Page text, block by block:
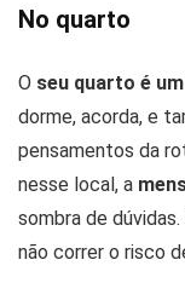
No quarto
O seu quarto é
dorme, acorda, e
pensamentos da
nesse local, a
sombra de
não correr o risco